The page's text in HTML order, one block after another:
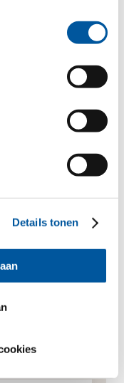
hebben
Details tonen
velden